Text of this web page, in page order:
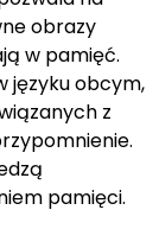
obrazy
w pamięć.
języku obcym,
z
pamięci.